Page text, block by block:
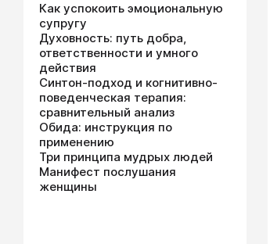
Как успокоить эмоциональную
супругу
Духовность: путь добра,
ответственности и умного
действия
Синтон-подход и когнитивно-
поведенческая терапия:
сравнительный анализ
Обида: инструкция по
применению
Три принципа мудрых людей
Манифест послушания
женщины